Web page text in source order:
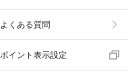
よくある質問
ポイント表示設定